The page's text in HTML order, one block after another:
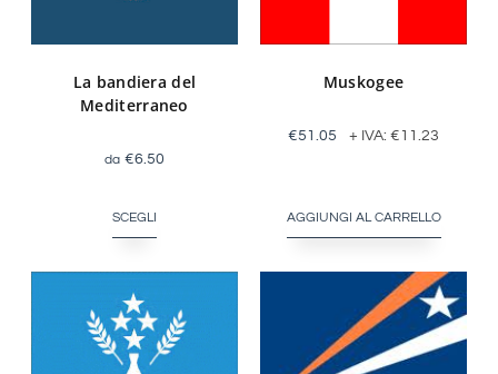
La bandiera del
Mediterraneo
€6.50
SCEGLI
Muskogee
€51.05 + IVA: € 11.23
AGGIUNGI AL CARRELLO